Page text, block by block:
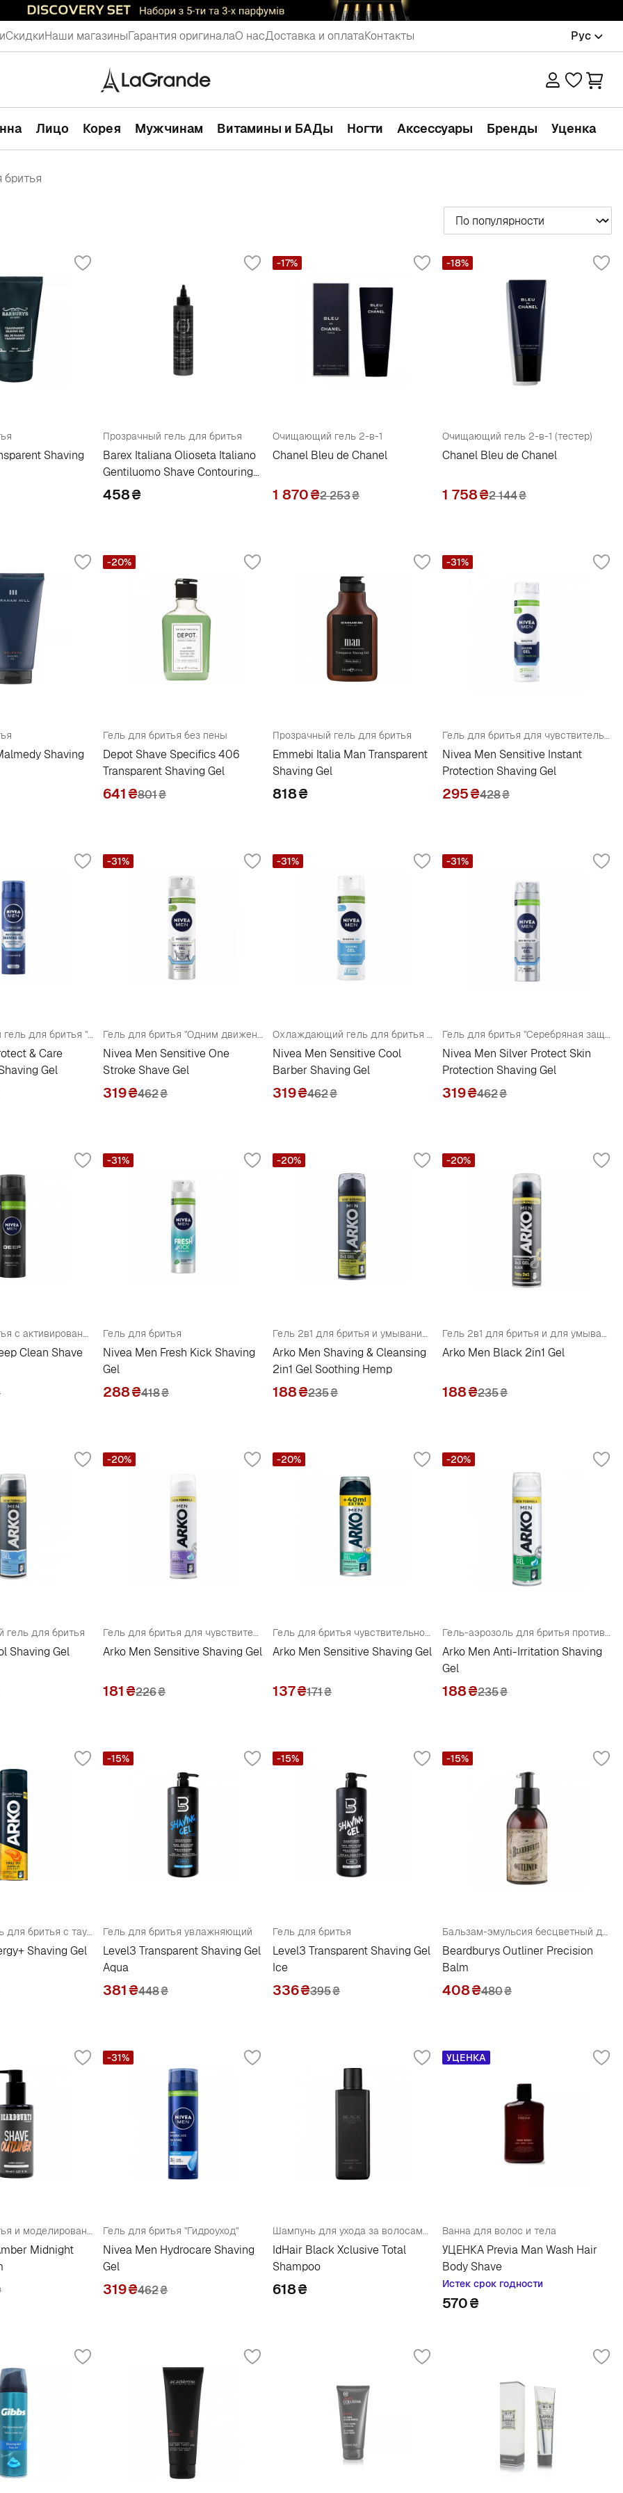
СкидкиНаши магазиныГарантия оригиналаО насДоставка и оплатаКонтакты Рус
Лицо Корея Мужчинам Витамины и БАДы Ногти Аксессуары Бренды Уценка
бритья
Shaving
Прозрачный гель для бритья
Barex Italiana Olioseta Italiano
Gentiluomo Shave Contouring
Gel
458₴
Очищающий гель 2-в-1
Chanel Bleu de Chanel
1 870₴2 253₴
-17%
Очищающий гель 2-в-1 (тестер)
Chanel Bleu de Chanel
1 758₴2 144₴
-18%
Shaving
Гель для бритья без пены
Depot Shave Specifics 406
Transparent Shaving Gel
641₴801₴
-20%
Прозрачный гель для бритья
Emmebi Italia Man Transparent
Shaving Gel
818₴
Гель для бритья для чувствительной кожи "Мгновенная защита"
Nivea Men Sensitive Instant
Protection Shaving Gel
295₴428₴
-31%
Увлажняющий гель для бритья "Защита и уход"
& Care
Gel
Гель для бритья "Одним движением" для чувствительной кожи
Nivea Men Sensitive One
Stroke Shave Gel
319₴462₴
-31%
Охлаждающий гель для бритья для чувствительной кожи "Мгновенная защита"
Nivea Men Sensitive Cool
Barber Shaving Gel
319₴462₴
-31%
Гель для бритья "Серебряная защита"
Nivea Men Silver Protect Skin
Protection Shaving Gel
319₴462₴
-31%
Гель для бритья с активированным углем
Clean Shave
Гель для бритья
Nivea Men Fresh Kick Shaving
Gel
288₴418₴
-31%
Гель 2в1 для бритья и умывания успокаивающий с маслом семян конопли
Arko Men Shaving & Cleansing
2in1 Gel Soothing Hemp
188₴235₴
-20%
Гель 2в1 для бритья и для умывания
Arko Men Black 2in1 Gel
188₴235₴
-20%
для бритья
Shaving Gel
Гель для бритья для чувствительной кожи
Arko Men Sensitive Shaving Gel
181₴226₴
-20%
Гель для бритья чувствительной кожи
Arko Men Sensitive Shaving Gel
137₴171₴
-20%
Гель-аэрозоль для бритья против раздражений с ромашкой и алоэ вера
Arko Men Anti-Irritation Shaving
Gel
188₴235₴
-20%
Гель-аэрозоль для бритья с таурином и женьшенем
Shaving Gel
Гель для бритья увлажняющий
Level3 Transparent Shaving Gel
Aqua
381₴448₴
-15%
Гель для бритья
Level3 Transparent Shaving Gel
Ice
336₴395₴
-15%
Бальзам-эмульсия бесцветный для контурного бритья
Beardburys Outliner Precision
Balm
408₴480₴
-15%
Гель для бритья и моделирования
Midnight
Гель для бритья "Гидроуход"
Nivea Men Hydrocare Shaving
Gel
319₴462₴
-31%
Шампунь для ухода за волосами, телом и для бритья
IdHair Black Xclusive Total
Shampoo
618₴
Ванна для волос и тела
УЦЕНКА Previa Man Wash Hair
Body Shave
Истек срок годности
570₴
УЦЕНКА